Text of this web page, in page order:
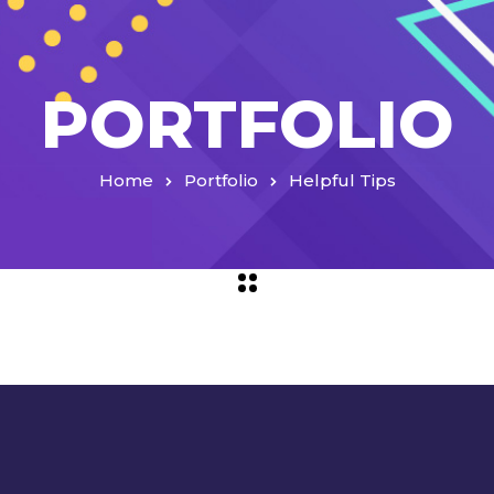
PORTFOLIO
Home Portfolio Helpful Tips